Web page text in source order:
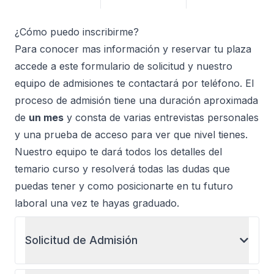
¿Cómo puedo inscribirme?
Para conocer mas información y reservar tu plaza
accede a este formulario de solicitud y nuestro
equipo de admisiones te contactará por teléfono. El
proceso de admisión tiene una duración aproximada
de un mes y consta de varias entrevistas personales
y una prueba de acceso para ver que nivel tienes.
Nuestro equipo te dará todos los detalles del
temario curso y resolverá todas las dudas que
puedas tener y como posicionarte en tu futuro
laboral una vez te hayas graduado.
Solicitud de Admisión